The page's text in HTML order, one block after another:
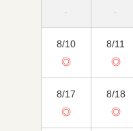
-
-
8/10
◎
8/11
◎
8/17
◎
8/18
◎